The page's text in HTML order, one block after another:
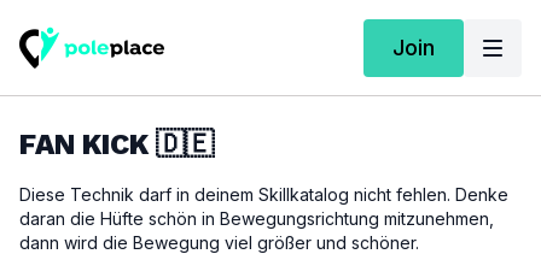
Join
FAN KICK 🇩🇪
Diese Technik darf in deinem Skillkatalog nicht fehlen. Denke
daran die Hüfte schön in Bewegungsrichtung mitzunehmen,
dann wird die Bewegung viel größer und schöner.